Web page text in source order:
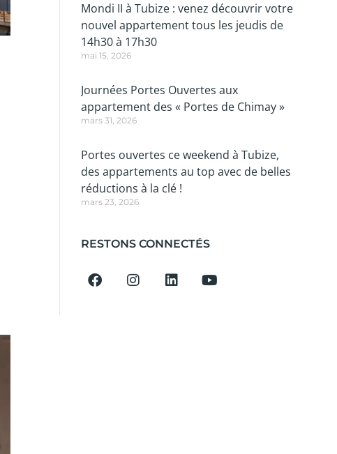
Mondi II à Tubize : venez découvrir votre
nouvel appartement tous les jeudis de
14h30 à 17h30
mai 15, 2026
Journées Portes Ouvertes aux
appartement des « Portes de Chimay »
mars 31, 2026
Portes ouvertes ce weekend à Tubize,
des appartements au top avec de belles
réductions à la clé !
mars 23, 2026
RESTONS CONNECTÉS